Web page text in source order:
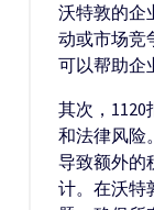
沃特敦的企
动或市场竞
可以帮助企
其次，
和法律风险
导致额外的
计。在沃特